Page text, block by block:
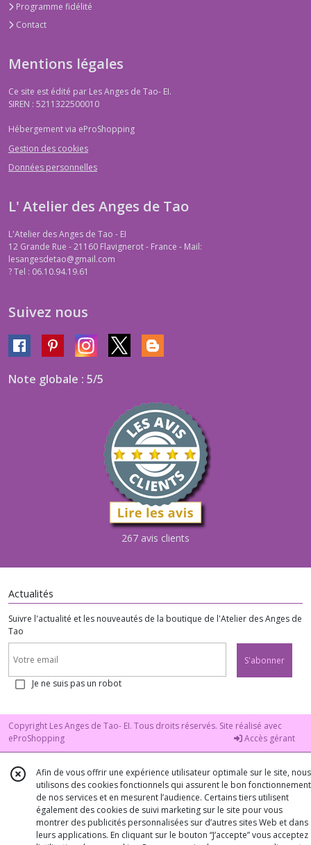
Programme fidélité
Contact
Mentions légales
Ce site est édité par Les Anges de Tao- EI.
SIREN : 5211322500010
Hébergement via eProShopping
Gestion des cookies
Données personnelles
L' Atelier des Anges de Tao
L'Atelier des Anges de Tao - EI
12 Grande Rue - 21160 Flavignerot - France - Mail:
lesangesdetao@gmail.com
?Tel : 06.10.94.19.61
Suivez nous
Note globale : 5/5
267 avis clients
Actualités
Suivre l'actualité et les nouveautés de la boutique de l'Atelier des Anges de
Tao
S'abonner
Je ne suis pas un robot
Copyright Les Anges de Tao- EI. Tous droits réservés. Site réalisé avec
eProShopping
Accès gérant
Afin de vous offrir une expérience utilisateur optimale sur le site, nous
utilisons des cookies fonctionnels qui assurent le bon fonctionnement
de nos services et en mesurent l’audience. Certains tiers utilisent
également des cookies de suivi marketing sur le site pour vous
montrer des publicités personnalisées sur d’autres sites Web et dans
leurs applications. En cliquant sur le bouton “J’accepte” vous acceptez